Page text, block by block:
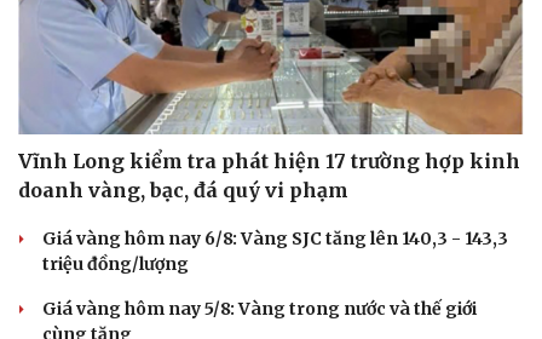
Vĩnh Long kiểm tra phát hiện 17 trường hợp kinh
doanh vàng, bạc, đá quý vi phạm
Giá vàng hôm nay 6/8: Vàng SJC tăng lên 140,3 - 143,3
triệu đồng/lượng
Giá vàng hôm nay 5/8: Vàng trong nước và thế giới
cùng tăng